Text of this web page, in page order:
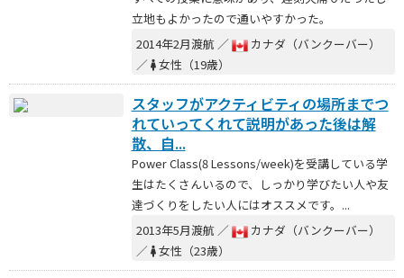
立地もよかったので通いやすかった。
2014年2月渡航 ／
カナダ（バンクーバー）
／ 女性（19歳）
スタッフがアクティビティの場所までつ
れていってくれて説明があった後は解
散、自...
Power Class(8 Lessons/week)を受講している学
生はたくさんいるので、しっかり学びたい人や友
達づくりをしたい人にはオススメです。...
2013年5月渡航 ／
カナダ（バンクーバー）
／ 女性（23歳）